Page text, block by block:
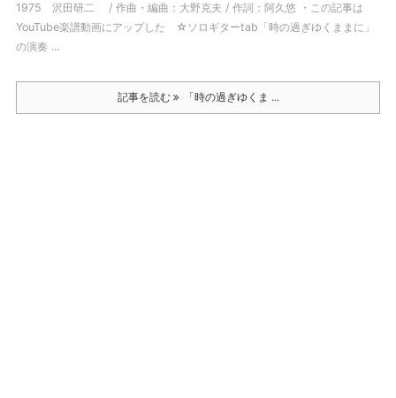
1975 沢田研二 / 作曲・編曲：大野克夫 / 作詞：阿久悠 ・この記事は
YouTube楽譜動画にアップした ☆ソロギターtab「時の過ぎゆくままに」
の演奏 ...
記事を読む 「時の過ぎゆくま ...